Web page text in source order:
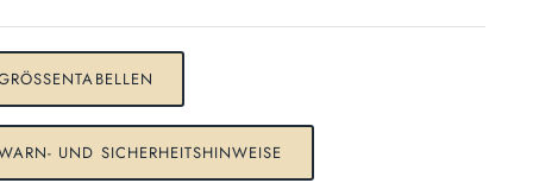
UND SICHERHEITSHINWEISE